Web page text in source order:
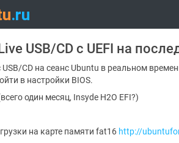
USB/CD с UEFI на
USB/CD на сеанс Ubuntu в реальном
в настройки BIOS.
один месяц, Insyde H2O EFI?)
на карте памяти fat16 http://